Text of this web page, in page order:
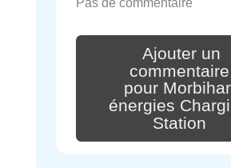
Ajouter un
commentaire
pour
énergies
Station